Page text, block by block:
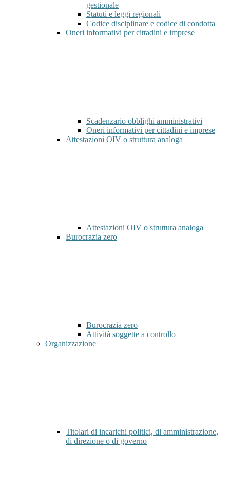
gestionale
Statuti e leggi regionali
Codice disciplinare e codice di condotta
Oneri informativi per cittadini e imprese
Scadenzario obblighi amministrativi
Oneri informativi per cittadini e imprese
Attestazioni OIV o struttura analoga
Attestazioni OIV o struttura analoga
Burocrazia zero
Burocrazia zero
Attività soggette a controllo
Organizzazione
Titolari di incarichi politici, di amministrazione,
di direzione o di governo